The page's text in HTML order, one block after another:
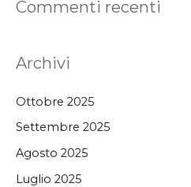
Commenti recenti
Archivi
Ottobre 2025
Settembre 2025
Agosto 2025
Luglio 2025